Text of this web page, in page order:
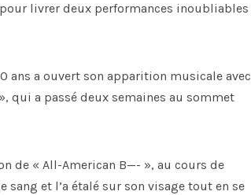
livrer deux performances inoubliables
ans a ouvert son apparition musicale avec
qui a passé deux semaines au sommet
de « All-American B—- », au cours de
et l’a étalé sur son visage tout en se